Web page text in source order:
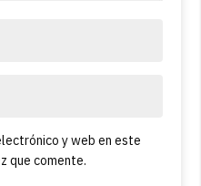
y web en este
que comente.